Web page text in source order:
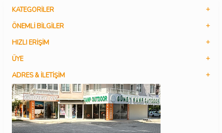
KATEGORILER
ÖNEMLI BILGILER
HIZLI ERIŞIM
ÜYE
ADRES & İLETIŞIM